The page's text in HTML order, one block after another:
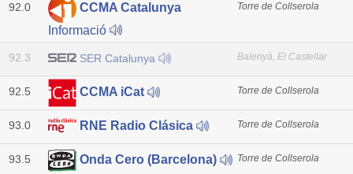
92.0
CCMA Catalunya
Informació
Torre de Collserola
92.3 SER Catalunya Balenyà, El Castellar
92.5 CCMA iCat Torre de Collserola
93.0 RNE Radio Clásica Torre de Collserola
93.5 Onda Cero (Barcelona) Torre de Collserola